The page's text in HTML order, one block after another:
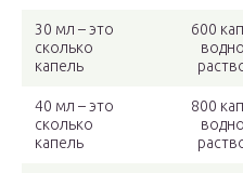
30 мл – это
сколько
капель
600
40 мл – это
сколько
капель
800